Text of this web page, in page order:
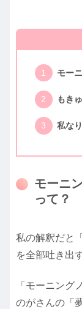
モー
もき
私な
モーニ
って？
私の解釈だと
を全部吐き出
「モーニング
のがさんの「